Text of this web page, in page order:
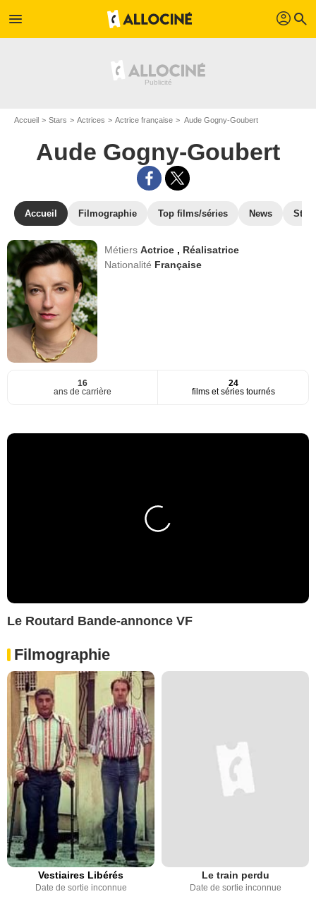
menu profil search
Accueil Stars Actrices Actrice française Aude Gogny-Goubert
Aude Gogny-Goubert
Accueil Filmographie Top films/séries News
MétiersActrice , Réalisatrice
Nationalité Française
16
ans de carrière
24
films et séries tournés
Le Routard Bande-annonce VF
Filmographie
Vestiaires Libérés
Date de sortie inconnue
Le train perdu
Date de sortie inconnue